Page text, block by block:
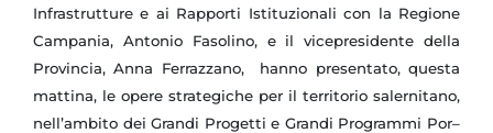
Infrastrutture e ai Rapporti Istituzionali con la Regione
Campania, Antonio Fasolino, e il vicepresidente della
Provincia, Anna Ferrazzano, hanno presentato, questa
mattina, le opere strategiche per il territorio salernitano,
nell’ambito dei Grandi Progetti e Grandi Programmi Por–